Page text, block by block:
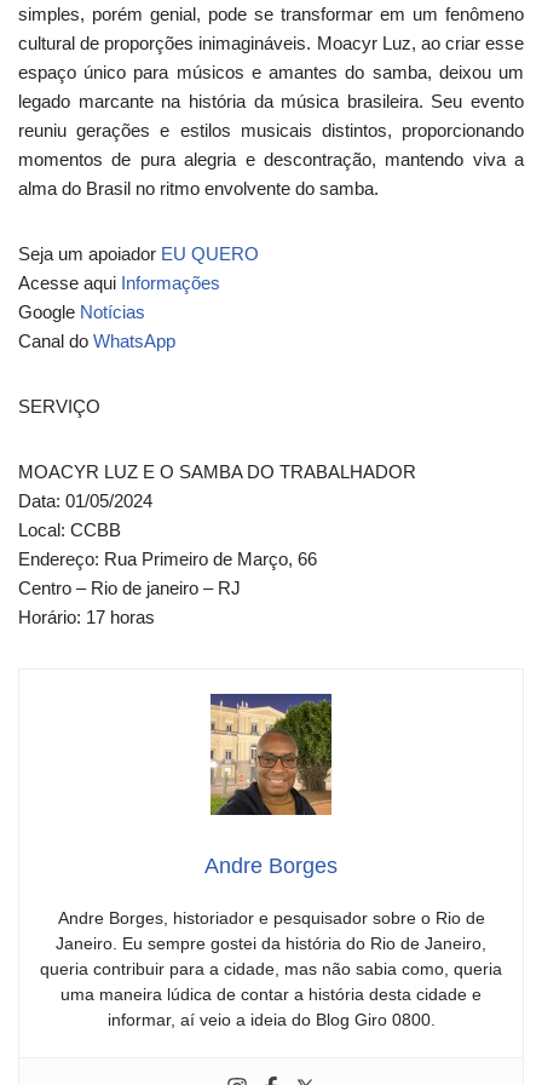
simples, porém genial, pode se transformar em um fenômeno
cultural de proporções inimagináveis. Moacyr Luz, ao criar esse
espaço único para músicos e amantes do samba, deixou um
legado marcante na história da música brasileira. Seu evento
reuniu gerações e estilos musicais distintos, proporcionando
momentos de pura alegria e descontração, mantendo viva a
alma do Brasil no ritmo envolvente do samba.
Seja um apoiador EU QUERO
Acesse aqui Informações
Google Notícias
Canal do WhatsApp
SERVIÇO
MOACYR LUZ E O SAMBA DO TRABALHADOR
Data: 01/05/2024
Local: CCBB
Endereço: Rua Primeiro de Março, 66
Centro – Rio de janeiro – RJ
Horário: 17 horas
Andre Borges
Andre Borges, historiador e pesquisador sobre o Rio de
Janeiro. Eu sempre gostei da história do Rio de Janeiro,
queria contribuir para a cidade, mas não sabia como, queria
uma maneira lúdica de contar a história desta cidade e
informar, aí veio a ideia do Blog Giro 0800.